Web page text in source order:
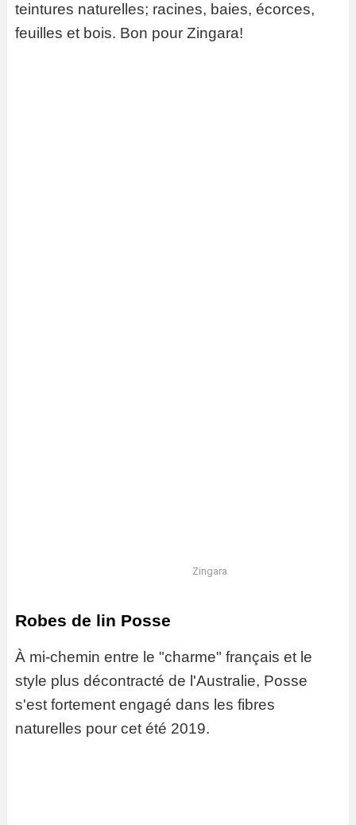
teintures naturelles; racines, baies, écorces,
feuilles et bois. Bon pour Zingara!
Zingara
Robes de lin Posse
À mi-chemin entre le "charme" français et le
style plus décontracté de l'Australie, Posse
s'est fortement engagé dans les fibres
naturelles pour cet été 2019.